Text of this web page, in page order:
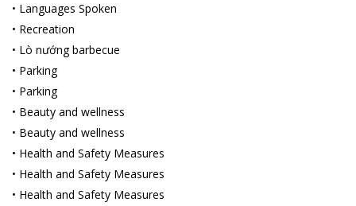
• Languages Spoken
• Recreation
• Lò nướng barbecue
• Parking
• Parking
• Beauty and wellness
• Beauty and wellness
• Health and Safety Measures
• Health and Safety Measures
• Health and Safety Measures